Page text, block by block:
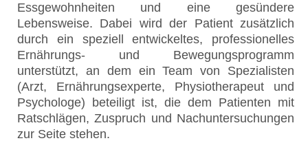
Essgewohnheiten und eine gesündere
Lebensweise. Dabei wird der Patient zusätzlich
durch ein speziell entwickeltes, professionelles
Ernährungs- und Bewegungsprogramm
unterstützt, an dem ein Team von Spezialisten
(Arzt, Ernährungsexperte, Physiotherapeut und
Psychologe) beteiligt ist, die dem Patienten mit
Ratschlägen, Zuspruch und Nachuntersuchungen
zur Seite stehen.